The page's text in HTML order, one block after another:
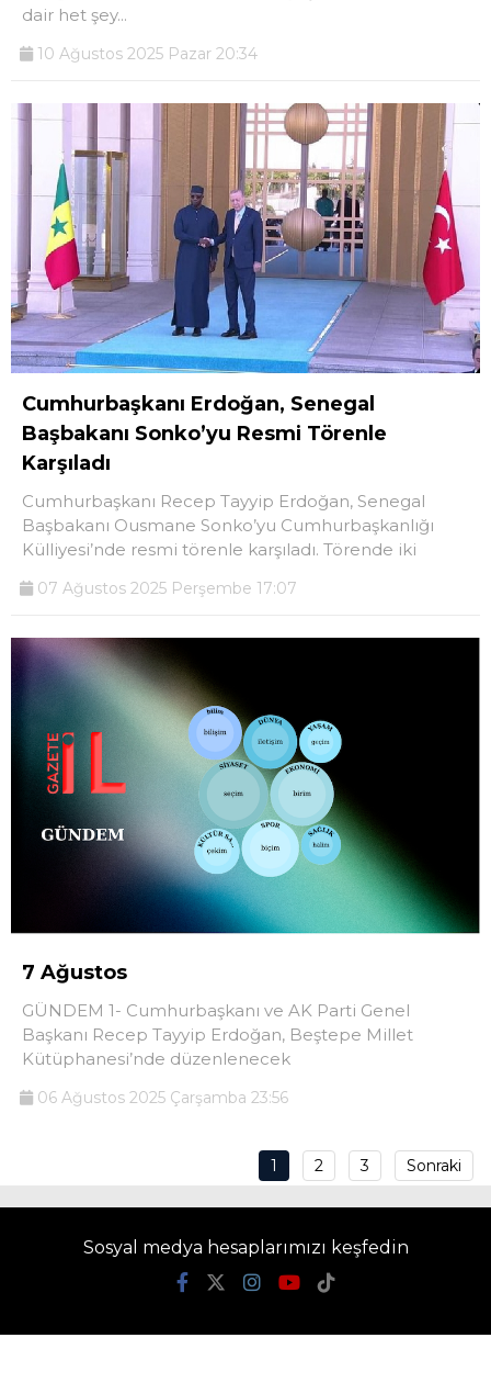
dair het şey...
10 Ağustos 2025 Pazar 20:34
Cumhurbaşkanı Erdoğan, Senegal
Başbakanı Sonko’yu Resmi Törenle
Karşıladı
Cumhurbaşkanı Recep Tayyip Erdoğan, Senegal
Başbakanı Ousmane Sonko’yu Cumhurbaşkanlığı
Külliyesi’nde resmi törenle karşıladı. Törende iki
07 Ağustos 2025 Perşembe 17:07
7 Ağustos
GÜNDEM 1- Cumhurbaşkanı ve AK Parti Genel
Başkanı Recep Tayyip Erdoğan, Beştepe Millet
Kütüphanesi’nde düzenlenecek
06 Ağustos 2025 Çarşamba 23:56
1 2 3 Sonraki
Sosyal medya hesaplarımızı keşfedin